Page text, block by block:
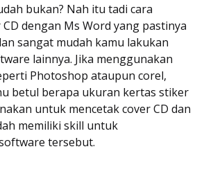
bukan? Nah itu tadi cara
dengan Ms Word yang pastinya
sangat mudah kamu lakukan
lainnya. Jika menggunakan
Photoshop ataupun corel,
betul berapa ukuran kertas stiker
untuk mencetak cover CD dan
memiliki skill untuk
tersebut.